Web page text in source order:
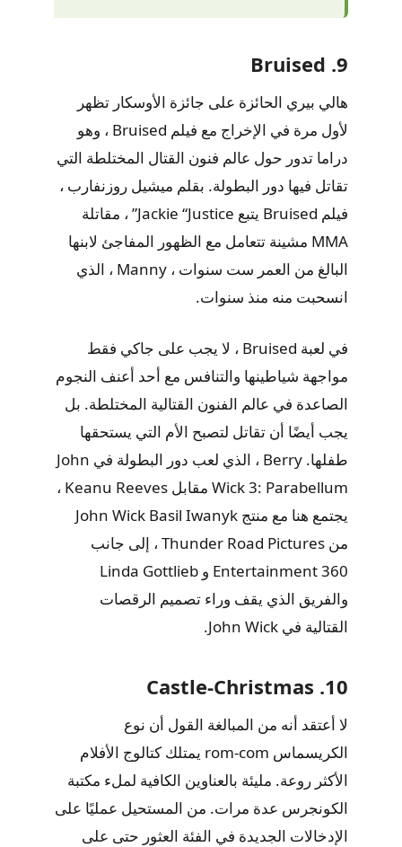
9. Bruised
هالي بيري الحائزة على جائزة الأوسكار تظهر
لأول مرة في الإخراج مع فيلم Bruised ، وهو
دراما تدور حول عالم فنون القتال المختلطة التي
تقاتل فيها دور البطولة. بقلم ميشيل روزنفارب ،
فيلم Bruised يتبع Jackie “Justice” ، مقاتلة
MMA مشينة تتعامل مع الظهور المفاجئ لابنها
البالغ من العمر ست سنوات ، Manny ، الذي
انسحبت منه منذ سنوات.
في لعبة Bruised ، لا يجب على جاكي فقط
مواجهة شياطينها والتنافس مع أحد أعنف النجوم
الصاعدة في عالم الفنون القتالية المختلطة. بل
يجب أيضًا أن تقاتل لتصبح الأم التي يستحقها
طفلها. Berry ، الذي لعب دور البطولة في John
Wick 3: Parabellum مقابل Keanu Reeves ،
يجتمع هنا مع منتج John Wick Basil Iwanyk
من Thunder Road Pictures ، إلى جانب
Entertainment 360 و Linda Gottlieb
والفريق الذي يقف وراء تصميم الرقصات
القتالية في John Wick.
10. Castle-Christmas
لا أعتقد أنه من المبالغة القول أن نوع
الكريسماس rom-com يمتلك كتالوج الأفلام
الأكثر روعة. مليئة بالعناوين الكافية لملء مكتبة
الكونجرس عدة مرات. من المستحيل عمليًا على
الإدخالات الجديدة في الفئة العثور حتى على